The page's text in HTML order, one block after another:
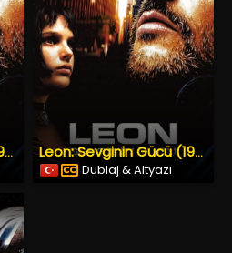
Leon: Sevginin Gücü (1994) İzle
Leon: Sevginin Gücü (1994) İzle
Dublaj & Altyazı